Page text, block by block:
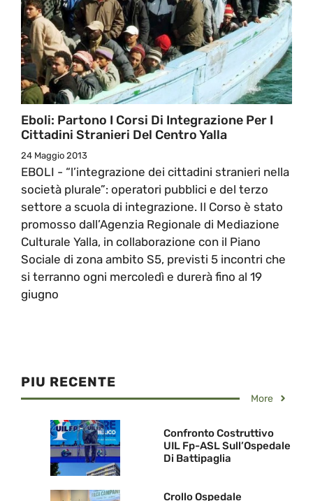
Eboli: Partono I Corsi Di Integrazione Per I
Cittadini Stranieri Del Centro Yalla
24 Maggio 2013
EBOLI - “l’integrazione dei cittadini stranieri nella
società plurale”: operatori pubblici e del terzo
settore a scuola di integrazione. Il Corso è stato
promosso dall’Agenzia Regionale di Mediazione
Culturale Yalla, in collaborazione con il Piano
Sociale di zona ambito S5, previsti 5 incontri che
si terranno ogni mercoledì e durerà fino al 19
giugno
PIU RECENTE
More
Confronto Costruttivo
UIL Fp-ASL Sull’Ospedale
Di Battipaglia
Crollo Ospedale